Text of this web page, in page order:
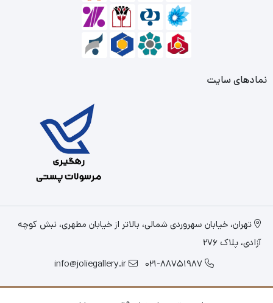
نمادهای سایت
تهران، خیابان سهروردی شمالی، بالاتر از خیابان مطهری، نبش کوچه
آزادی، پلاک 276
021-88751987
info@joliegallery.ir